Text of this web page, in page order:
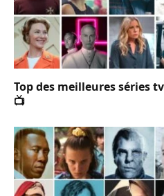
Top des meilleures séries
📺